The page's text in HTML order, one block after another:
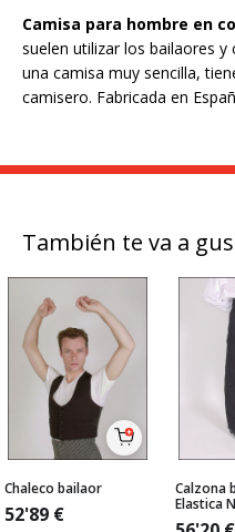
Camisa para hombre en
suelen utilizar los bailaores y
una camisa muy sencilla,
camisero. Fabricada en
También te va a
Chaleco bailaor
52'89 €
Calzona
Elastica